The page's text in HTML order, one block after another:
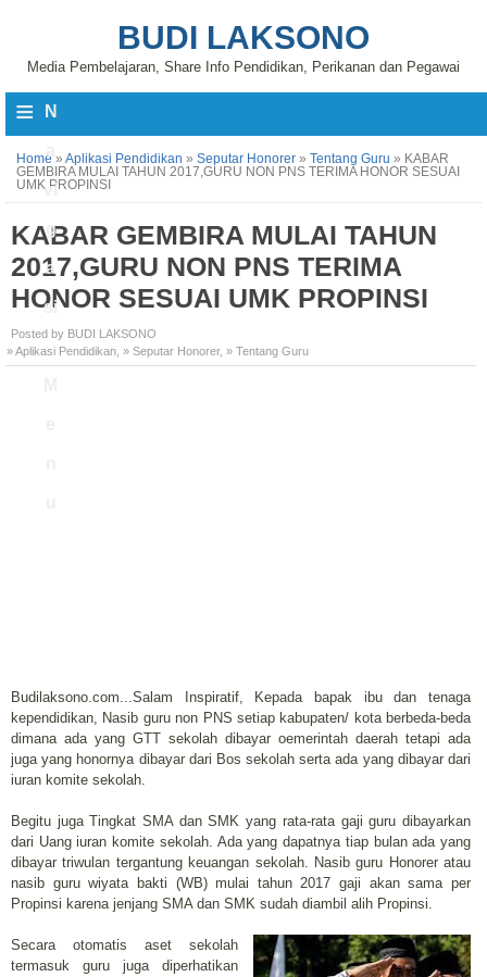
BUDI LAKSONO
Media Pembelajaran, Share Info Pendidikan, Perikanan dan Pegawai
≡ N
vi
g
a
si
Home » Aplikasi Pendidikan » Seputar Honorer » Tentang Guru » KABAR
GEMBIRA MULAI TAHUN 2017,GURU NON PNS TERIMA HONOR SESUAI
UMK PROPINSI
KABAR GEMBIRA MULAI TAHUN
2017,GURU NON PNS TERIMA
HONOR SESUAI UMK PROPINSI
Posted by BUDI LAKSONO
» Aplikasi Pendidikan » Seputar Honorer, » Tentang Guru
Budilaksono.com...Salam Inspiratif, Kepada bapak ibu dan tenaga
kependidikan, Nasib guru non PNS setiap kabupaten/ kota berbeda-beda
dimana ada yang GTT sekolah dibayar oemerintah daerah tetapi ada
juga yang honornya dibayar dari Bos sekolah serta ada yang dibayar dari
iuran komite sekolah.
Begitu juga Tingkat SMA dan SMK yang rata-rata gaji guru dibayarkan
dari Uang iuran komite sekolah. Ada yang dapatnya tiap bulan ada yang
dibayar triwulan tergantung keuangan sekolah. Nasib guru Honorer atau
nasib guru wiyata bakti (WB) mulai tahun 2017 gaji akan sama per
Propinsi karena jenjang SMA dan SMK sudah diambil alih Propinsi.
Secara otomatis aset sekolah
termasuk guru juga diperhatikan